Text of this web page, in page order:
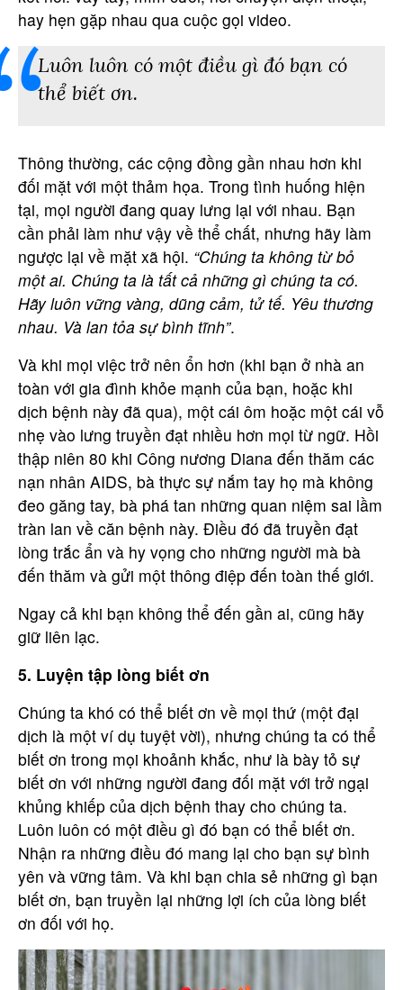
hay hẹn gặp nhau qua cuộc gọi video.
Luôn luôn có một điều gì đó bạn có
thể biết ơn.
Thông thường, các cộng đồng gần nhau hơn khi
đối mặt với một thảm họa. Trong tình huống hiện
tại, mọi người đang quay lưng lại với nhau. Bạn
cần phải làm như vậy về thể chất, nhưng hãy làm
ngược lại về mặt xã hội. “Chúng ta không từ bỏ
một ai. Chúng ta là tất cả những gì chúng ta có.
Hãy luôn vững vàng, dũng cảm, tử tế. Yêu thương
nhau. Và lan tỏa sự bình tĩnh”.
Và khi mọi việc trở nên ổn hơn (khi bạn ở nhà an
toàn với gia đình khỏe mạnh của bạn, hoặc khi
dịch bệnh này đã qua), một cái ôm hoặc một cái vỗ
nhẹ vào lưng truyền đạt nhiều hơn mọi từ ngữ. Hồi
thập niên 80 khi Công nương Diana đến thăm các
nạn nhân AIDS, bà thực sự nắm tay họ mà không
đeo găng tay, bà phá tan những quan niệm sai lầm
tràn lan về căn bệnh này. Điều đó đã truyền đạt
lòng trắc ẩn và hy vọng cho những người mà bà
đến thăm và gửi một thông điệp đến toàn thế giới.
Ngay cả khi bạn không thể đến gần ai, cũng hãy
giữ liên lạc.
5. Luyện tập lòng biết ơn
Chúng ta khó có thể biết ơn về mọi thứ (một đại
dịch là một ví dụ tuyệt vời), nhưng chúng ta có thể
biết ơn trong mọi khoảnh khắc, như là bày tỏ sự
biết ơn với những người đang đối mặt với trở ngại
khủng khiếp của dịch bệnh thay cho chúng ta.
Luôn luôn có một điều gì đó bạn có thể biết ơn.
Nhận ra những điều đó mang lại cho bạn sự bình
yên và vững tâm. Và khi bạn chia sẻ những gì bạn
biết ơn, bạn truyền lại những lợi ích của lòng biết
ơn đối với họ.